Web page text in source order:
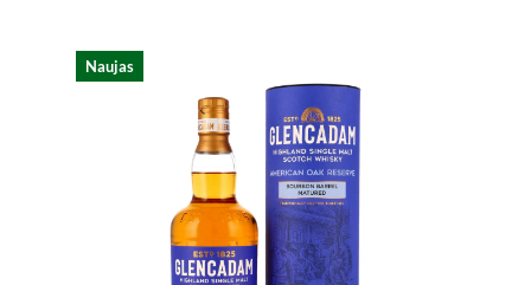
Praleisti produktų galeriją
Naujas